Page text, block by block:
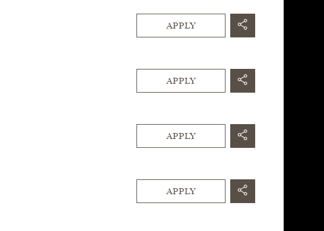
APPLY
APPLY
APPLY
APPLY